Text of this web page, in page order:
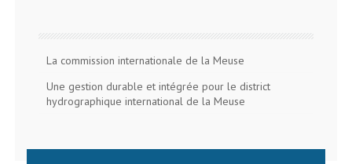
La commission internationale de la Meuse
Une gestion durable et intégrée pour le district
hydrographique international de la Meuse